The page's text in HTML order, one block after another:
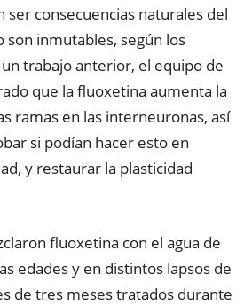
ser consecuencias naturales del
inmutables, según los
trabajo anterior, el equipo de
que la fluoxetina aumenta la
ramas en las interneuronas, así
si podían hacer esto en
y restaurar la plasticidad
fluoxetina con el agua de
edades y en distintos lapsos de
de tres meses tratados durante